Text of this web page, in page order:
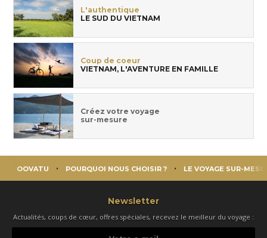
L'authentique
LE SUD DU VIETNAM
Coup de coeur
VIETNAM, L'AVENTURE EN FAMILLE
Créez votre voyage
sur-mesure
OOVATU POURQUOI NOUS CHOISIR ? LE VOYAGE SUR-
Newsletter
Actualités, coups de cœur, offres spéciales, recevez le meilleur du voyage :